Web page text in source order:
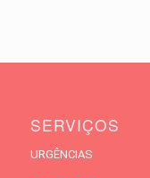
SERVIÇOS
URGÊNCIAS